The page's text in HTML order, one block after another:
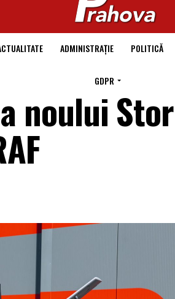
ADMINISTRAȚIE POLITICĂ
GDPR
noului